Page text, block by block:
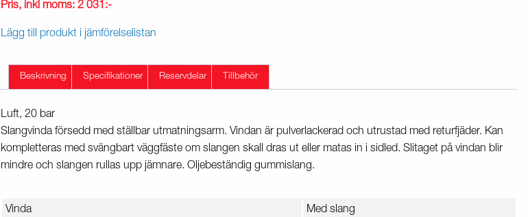
Pris, inkl moms:2 031:-
Lägg till produkt i jämförelselistan
Beskrivning Specifikationer Reservdelar Tillbehör
Luft, 20 bar
Slangvinda försedd med ställbar utmatningsarm. Vindan är pulverlackerad och utrustad med returfjäder. Kan
kompletteras med svängbart väggfäste om slangen skall dras ut eller matas in i sidled. Slitaget på vindan blir
mindre och slangen rullas upp jämnare. Oljebeständig gummislang.
Vinda Med slang